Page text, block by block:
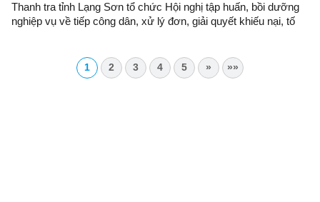
Thanh tra tỉnh Lạng Sơn tổ chức Hội nghị tập huấn, bồi dưỡng
nghiệp vụ về tiếp công dân, xử lý đơn, giải quyết khiếu nại, tố
1 2 3 4 5 » »»